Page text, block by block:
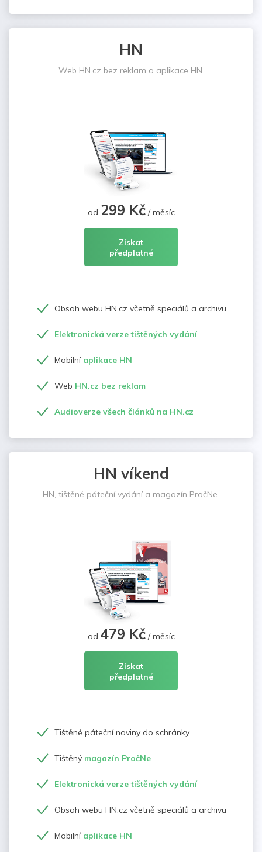
HN
Web HN.cz bez reklam a aplikace HN.
od 299 Kč/ měsíc
Získat
předplatné
Obsah webu HN.cz včetně speciálů a archivu
Elektronická verze tištěných vydání
Mobilní aplikace HN
Web HN.cz bez reklam
Audioverze všech článků na HN.cz
HN víkend
HN, tištěné páteční vydání a magazín PročNe.
od 479 Kč/ měsíc
Získat
předplatné
Tištěné páteční noviny do schránky
Tištěný magazín PročNe
Elektronická verze tištěných vydání
Obsah webu HN.cz včetně speciálů a archivu
Mobilní aplikace HN